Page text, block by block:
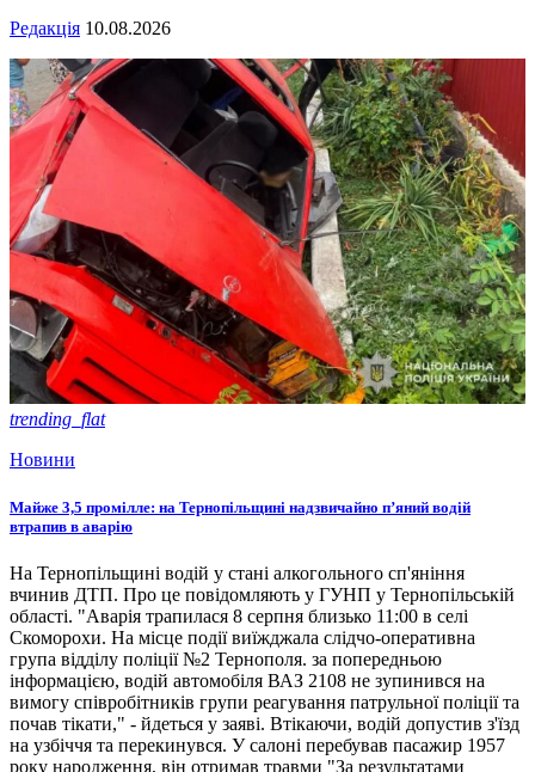
Редакція 10.08.2026
trending_flat
Новини
Майже 3,5 промілле: на Тернопільщині надзвичайно п’яний водій
втрапив в аварію
На Тернопільщині водій у стані алкогольного сп'яніння
вчинив ДТП. Про це повідомляють у ГУНП у Тернопільській
області. "Аварія трапилася 8 серпня близько 11:00 в селі
Скоморохи. На місце події виїжджала слідчо-оперативна
група відділу поліції №2 Тернополя. за попередньою
інформацією, водій автомобіля ВАЗ 2108 не зупинився на
вимогу співробітників групи реагування патрульної поліції та
почав тікати," - йдеться у заяві. Втікаючи, водій допустив з'їзд
на узбіччя та перекинувся. У салоні перебував пасажир 1957
року народження, він отримав травми "За результатами